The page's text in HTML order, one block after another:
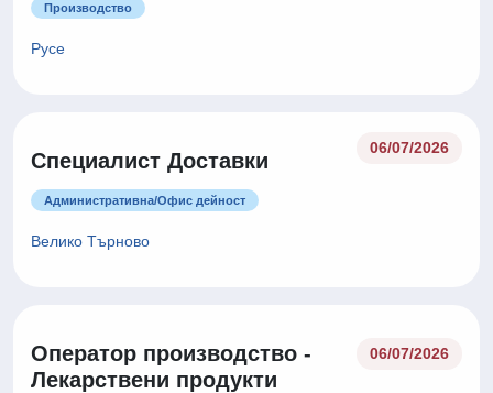
Производство
Русе
Специалист Доставки
06/07/2026
Административна/Oфис дейност
Велико Търново
Оператор производство -
Лекарствени продукти
06/07/2026